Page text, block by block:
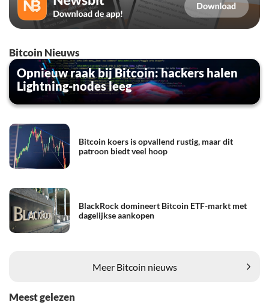
Bitcoin Nieuws
Opnieuw raak bij Bitcoin: hackers halen
Lightning-nodes leeg
Bitcoin koers is opvallend rustig, maar dit
patroon biedt veel hoop
BlackRock domineert Bitcoin ETF-markt met
dagelijkse aankopen
Meer Bitcoin nieuws
Meest gelezen